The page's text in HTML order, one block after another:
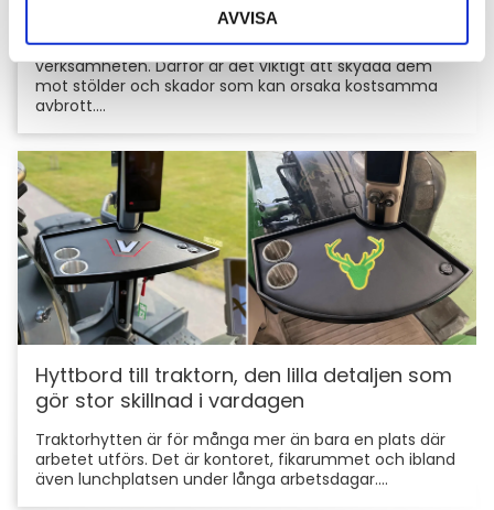
AVVISA
skyddar du din maskin och utrustning
För entreprenörer är maskinerna hjärtat i
verksamheten. Därför är det viktigt att skydda dem
mot stölder och skador som kan orsaka kostsamma
avbrott....
Hyttbord till traktorn, den lilla detaljen som
gör stor skillnad i vardagen
Traktorhytten är för många mer än bara en plats där
arbetet utförs. Det är kontoret, fikarummet och ibland
även lunchplatsen under långa arbetsdagar....